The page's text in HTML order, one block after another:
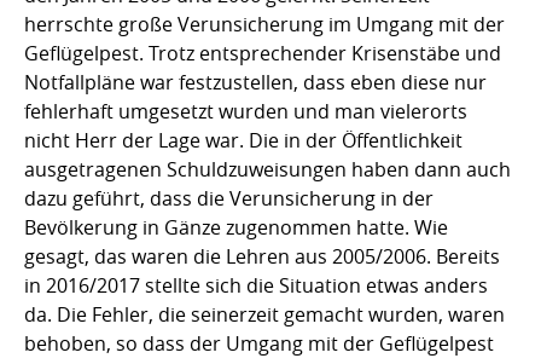
herrschte große Verunsicherung im Umgang mit der
Geflügelpest. Trotz entsprechender Krisenstäbe und
Notfallpläne war festzustellen, dass eben diese nur
fehlerhaft umgesetzt wurden und man vielerorts
nicht Herr der Lage war. Die in der Öffentlichkeit
ausgetragenen Schuldzuweisungen haben dann auch
dazu geführt, dass die Verunsicherung in der
Bevölkerung in Gänze zugenommen hatte. Wie
gesagt, das waren die Lehren aus 2005/2006. Bereits
in 2016/2017 stellte sich die Situation etwas anders
da. Die Fehler, die seinerzeit gemacht wurden, waren
behoben, so dass der Umgang mit der Geflügelpest